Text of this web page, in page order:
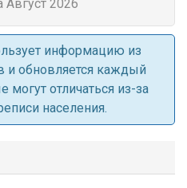
2026
информацию из
и обновляется каждый
отличаться из-за
населения.